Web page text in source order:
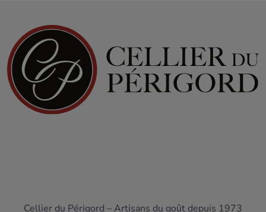
Cellier du Périgord – Artisans du goût depuis 1973